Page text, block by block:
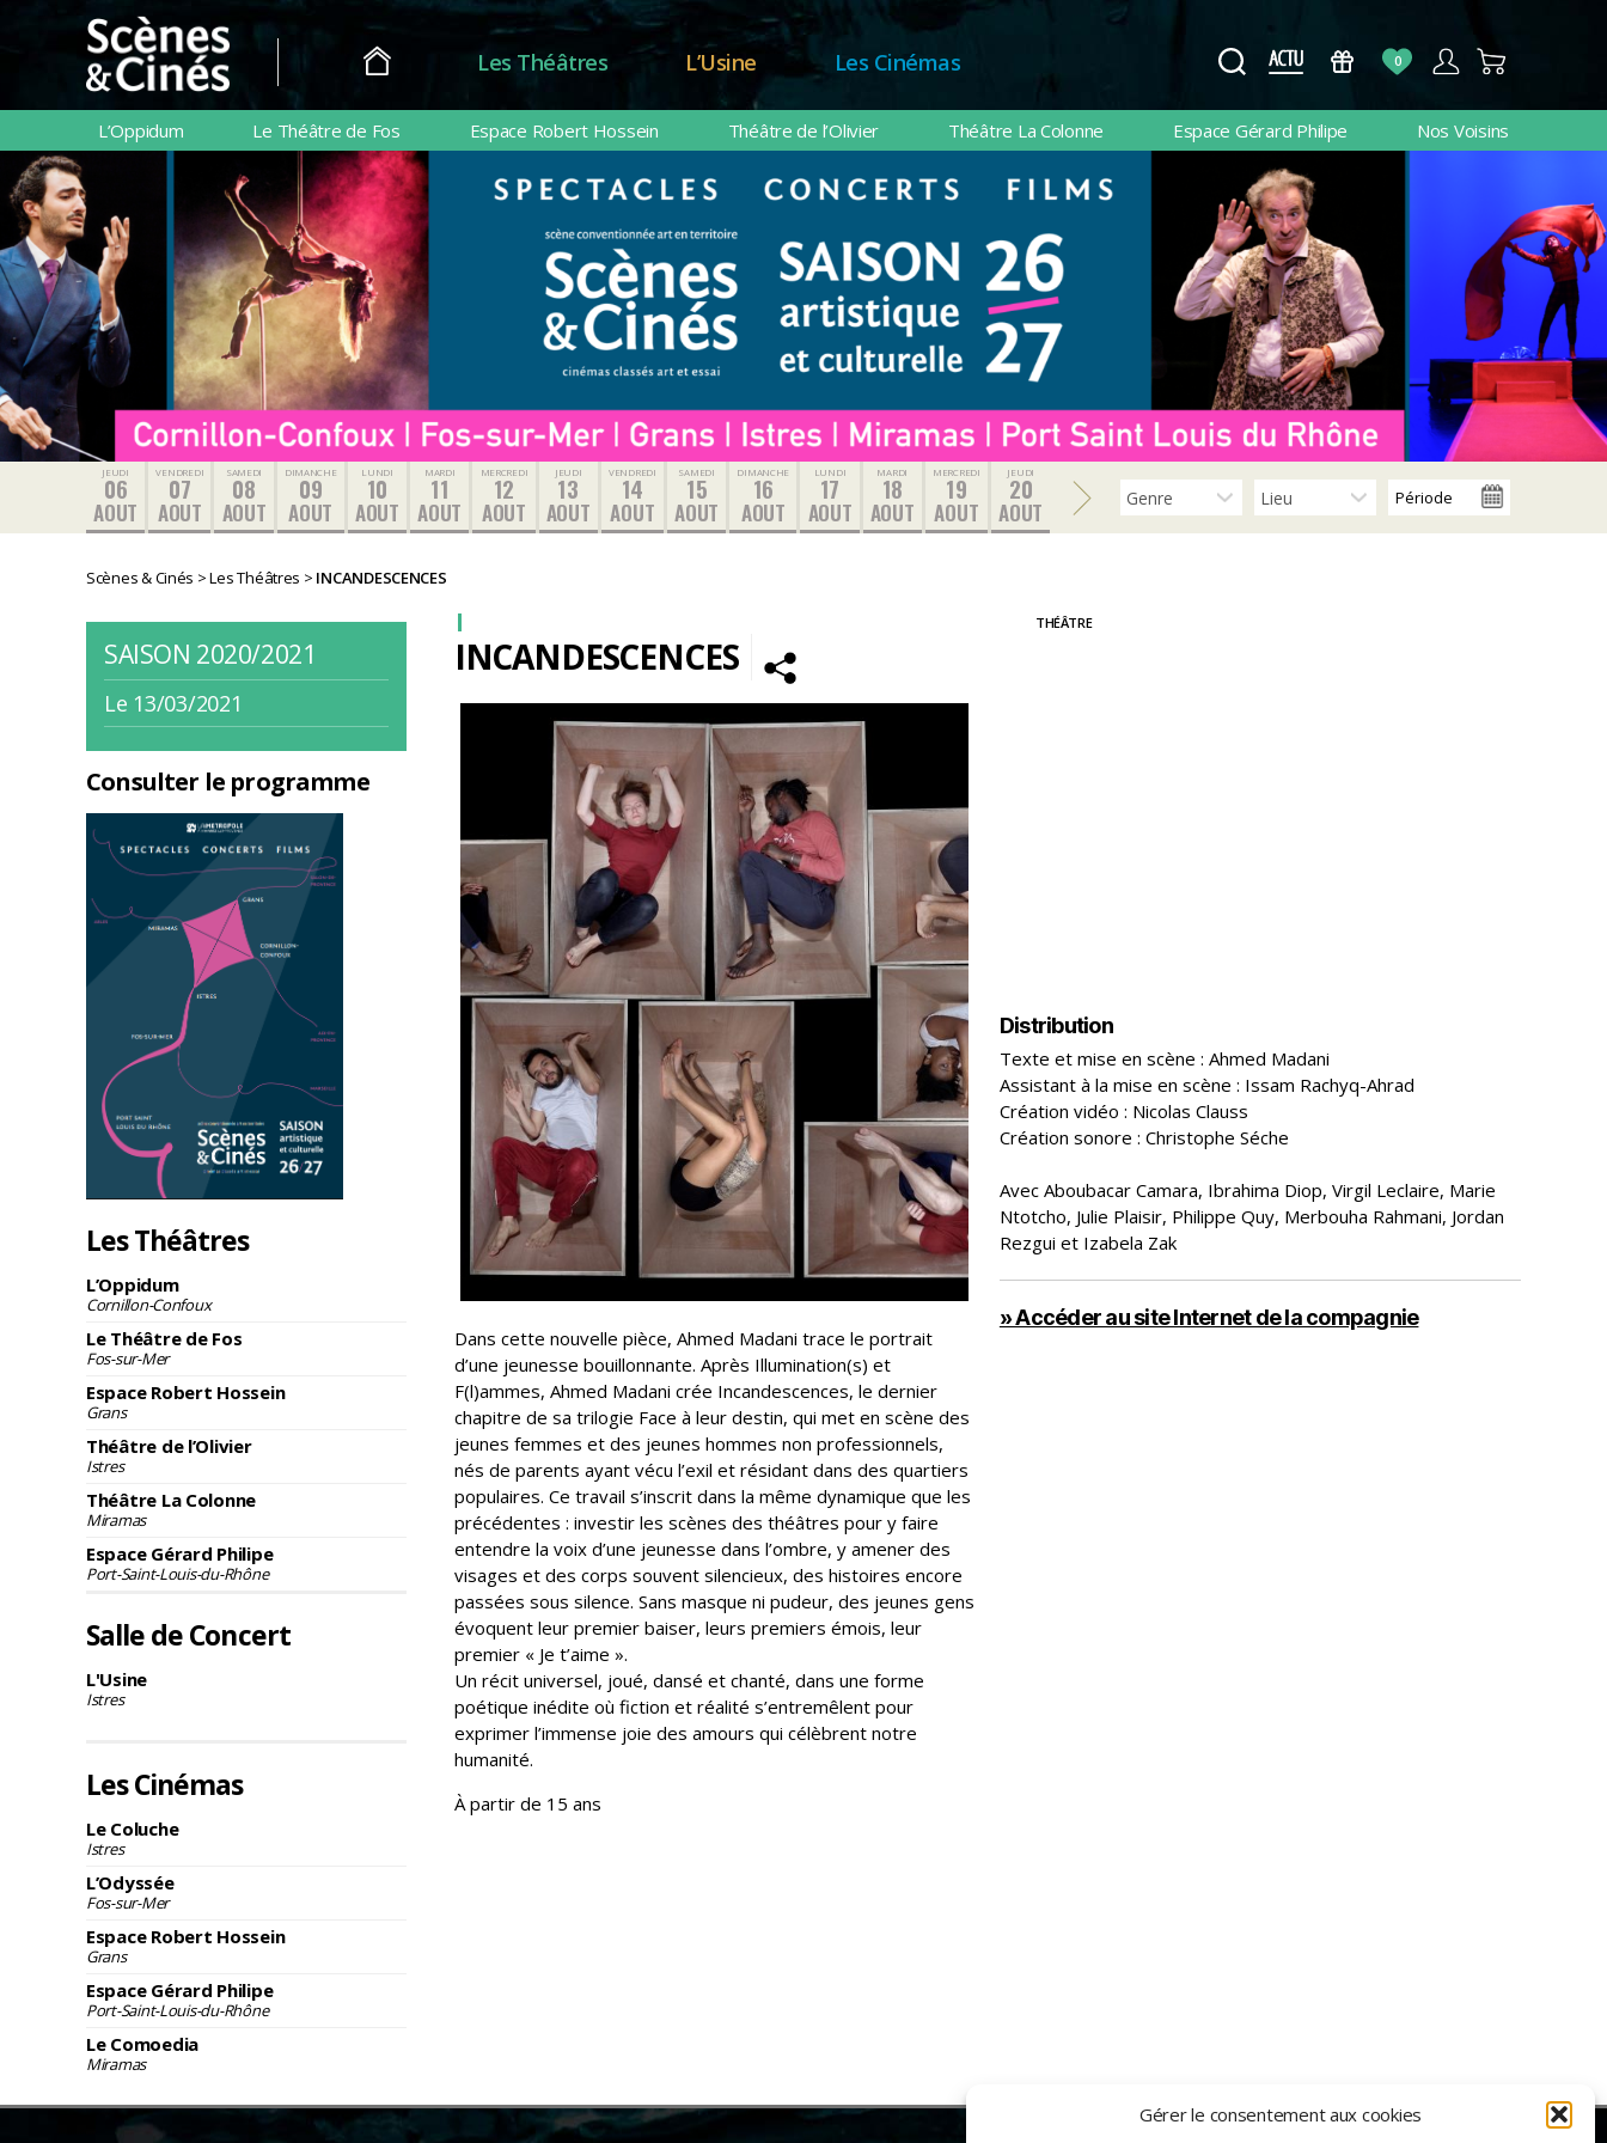
Gérer le consentement aux cookies
Scènes
&
Cinés
Les Théâtres L’Usine Les Cinémas 0
L’Oppidum Le Théâtre de Fos Espace Robert Hossein Théâtre de l’Olivier Théâtre La Colonne Espace Gérard Philipe Nos Voisins
JEUDI
06
AOUT
VENDREDI
07
AOUT
SAMEDI
08
AOUT
DIMANCHE
09
AOUT
LUNDI
10
AOUT
MARDI
11
AOUT
MERCREDI
12
AOUT
JEUDI
13
AOUT
VENDREDI
14
AOUT
SAMEDI
15
AOUT
DIMANCHE
16
AOUT
LUNDI
17
AOUT
MARDI
18
AOUT
MERCREDI
19
AOUT
JEUDI
20
AOUT
Scènes & Cinés >Les Théâtres > INCANDESCENCES
SAISON 2020/2021
Le 13/03/2021
Consulter le programme
Les Théâtres
L’Oppidum
Cornillon-Confoux
Le Théâtre de Fos
Fos-sur-Mer
Espace Robert Hossein
Grans
Théâtre de l’Olivier
Istres
Théâtre La Colonne
Miramas
Espace Gérard Philipe
Port-Saint-Louis-du-Rhône
Salle de Concert
L'Usine
Istres
Les Cinémas
Le Coluche
Istres
L’Odyssée
Fos-sur-Mer
Espace Robert Hossein
Grans
Espace Gérard Philipe
Port-Saint-Louis-du-Rhône
Le Comoedia
Miramas
INCANDESCENCES
THÉÂTRE
Dans cette nouvelle pièce, Ahmed Madani trace le portrait
d’une jeunesse bouillonnante. Après Illumination(s) et
F(l)ammes, Ahmed Madani crée Incandescences, le dernier
chapitre de sa trilogie Face à leur destin, qui met en scène des
jeunes femmes et des jeunes hommes non professionnels,
nés de parents ayant vécu l’exil et résidant dans des quartiers
populaires. Ce travail s’inscrit dans la même dynamique que les
précédentes : investir les scènes des théâtres pour y faire
entendre la voix d’une jeunesse dans l’ombre, y amener des
visages et des corps souvent silencieux, des histoires encore
passées sous silence. Sans masque ni pudeur, des jeunes gens
évoquent leur premier baiser, leurs premiers émois, leur
premier « Je t’aime ».
Un récit universel, joué, dansé et chanté, dans une forme
poétique inédite où fiction et réalité s’entremêlent pour
exprimer l’immense joie des amours qui célèbrent notre
humanité.
À partir de 15 ans
Distribution
Texte et mise en scène : Ahmed Madani
Assistant à la mise en scène : Issam Rachyq-Ahrad
Création vidéo : Nicolas Clauss
Création sonore : Christophe Séche
Avec Aboubacar Camara, Ibrahima Diop, Virgil Leclaire, Marie
Ntotcho, Julie Plaisir, Philippe Quy, Merbouha Rahmani, Jordan
Rezgui et Izabela Zak
» Accéder au site Internet de la compagnie